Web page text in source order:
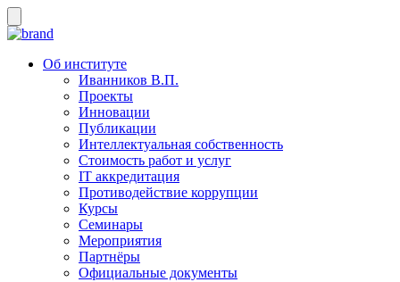
Об институте
Иванников В.П.
Проекты
Инновации
Публикации
Интеллектуальная собственность
Стоимость работ и услуг
IT аккредитация
Противодействие коррупции
Курсы
Семинары
Мероприятия
Партнёры
Официальные документы